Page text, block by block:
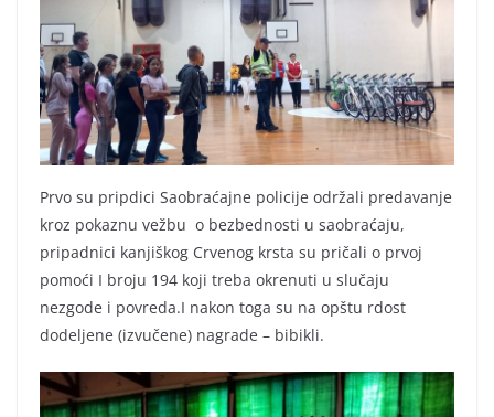
Prvo su pripdici Saobraćajne policije održali predavanje
kroz pokaznu vežbu o bezbednosti u saobraćaju,
pripadnici kanjiškog Crvenog krsta su pričali o prvoj
pomoći I broju 194 koji treba okrenuti u slučaju
nezgode i povreda.I nakon toga su na opštu rdost
dodeljene (izvučene) nagrade – bibikli.